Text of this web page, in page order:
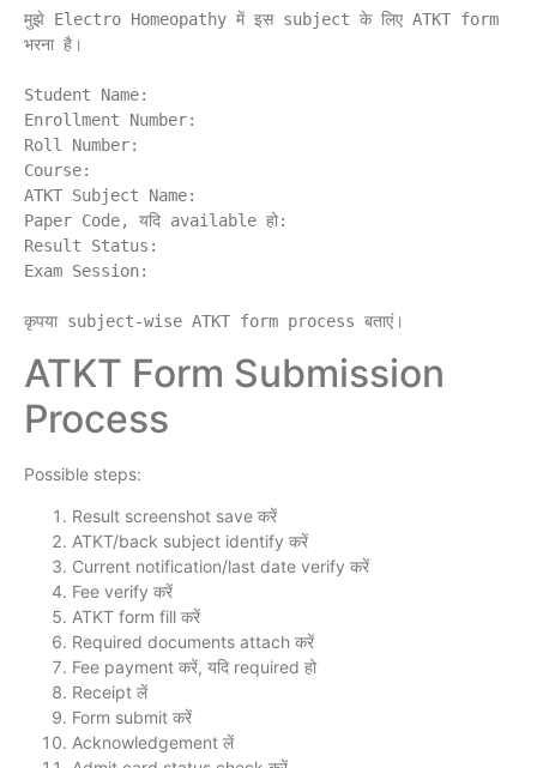
मुझे Electro Homeopathy में इस subject के लिए ATKT form
भरना है।
Student Name:
Enrollment Number:
Roll Number:
Course:
ATKT Subject Name:
Paper Code, यदि available हो:
Result Status:
Exam Session:
ATKT Form Submission
Process
Possible steps:
Result screenshot save करें
ATKT/back subject identify करें
Current notification/last date verify करें
Fee verify करें
ATKT form fill करें
Required documents attach करें
Fee payment करें, यदि required हो
Receipt लें
Form submit करें
Acknowledgement लें